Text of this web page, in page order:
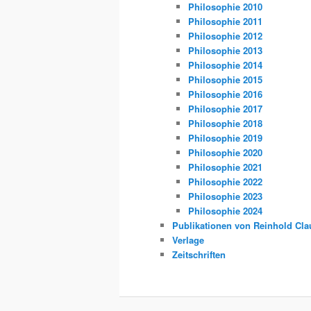
Philosophie 2010
Philosophie 2011
Philosophie 2012
Philosophie 2013
Philosophie 2014
Philosophie 2015
Philosophie 2016
Philosophie 2017
Philosophie 2018
Philosophie 2019
Philosophie 2020
Philosophie 2021
Philosophie 2022
Philosophie 2023
Philosophie 2024
Publikationen von Reinhold
Verlage
Zeitschriften